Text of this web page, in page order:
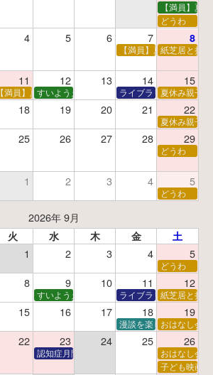
【満員】夏
どうわ
4 5 6 7 8
！調べ学習ワークショップ 【満員】夏休み科学あ
紙芝居と折
11 12 13 14 15
【満員】夏休みおはなし工作会
すいようえほん ライブラリーシアター
夏休み親子
18 19 20 21 22
交響楽団創立100年 夏休み親子
25 26 27 28 29
どうわ
こわ～いおはなし会
1 2 3 4 5
どうわ
2026年 9月
火 水 木 金 土
1 2 3 4 5
どうわ
8 9 10 11 12
すいようえほん ライブラリーシアター
紙芝居と折
15 16 17 18 19
漫談を楽しむ会 ～漫談
おはなし会
22 23 24 25 26
宙を感じるクラシック
認知症月間 特別映画会「調査屋マオさんの恋
おはなし会
子ども映画会